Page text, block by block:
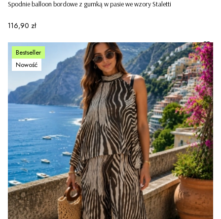
Spodnie balloon bordowe z gumką w pasie we wzory Staletti
Cena
116,90 zł
Bestseller
Nowość